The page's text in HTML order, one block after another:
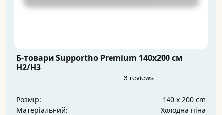
Б-товари Supportho Premium 140x200 см
H2/H3
Розмір:
140 x 200 cm
Матеріальний:
Холодна піна